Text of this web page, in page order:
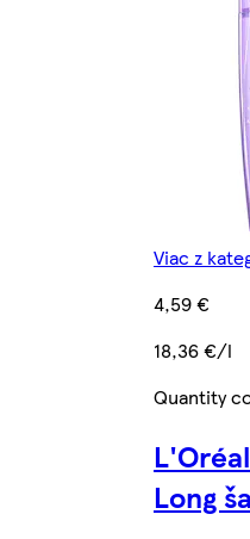
Viac z
4,59 €
18,36 €/l
Quantity
Long